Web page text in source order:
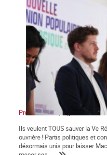
Présidentielles, législatives :
Ils veulent TOUS sauver la Ve
ouvrière ! Partis politiques et
désormais unis pour laisser